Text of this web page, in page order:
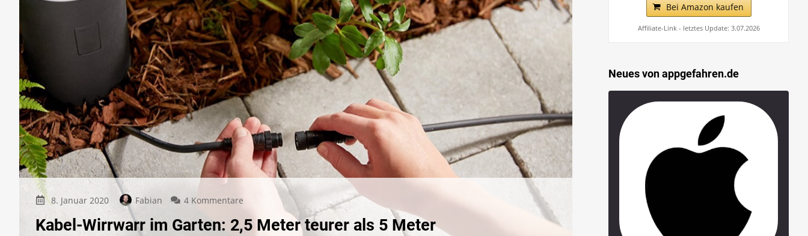
8. Januar 2020 Fabian 4 Kommentare
Wirrwarr
Kabel-Wirrwarr im Garten: 2,5 Meter teurer als 5 Meter
Bei Amazon kaufen
Affiliate-Link - letztes Update: 3.07.2026
Neues von appgefahren.de